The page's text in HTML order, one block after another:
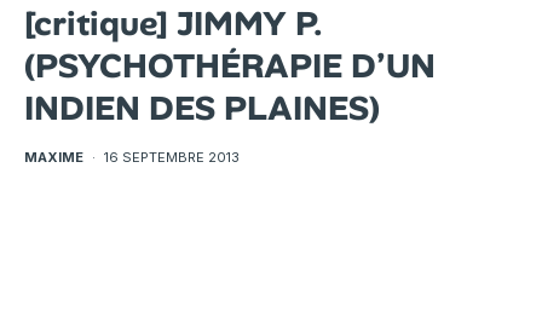
[critique] JIMMY P.
(PSYCHOTHÉRAPIE D’UN
INDIEN DES PLAINES)
MAXIME · 16 SEPTEMBRE 2013